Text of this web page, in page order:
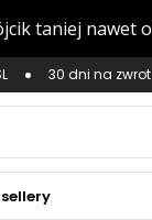
30 dni na zwrot